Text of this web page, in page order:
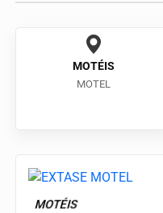
MOTÉIS
MOTEL
MOTÉIS